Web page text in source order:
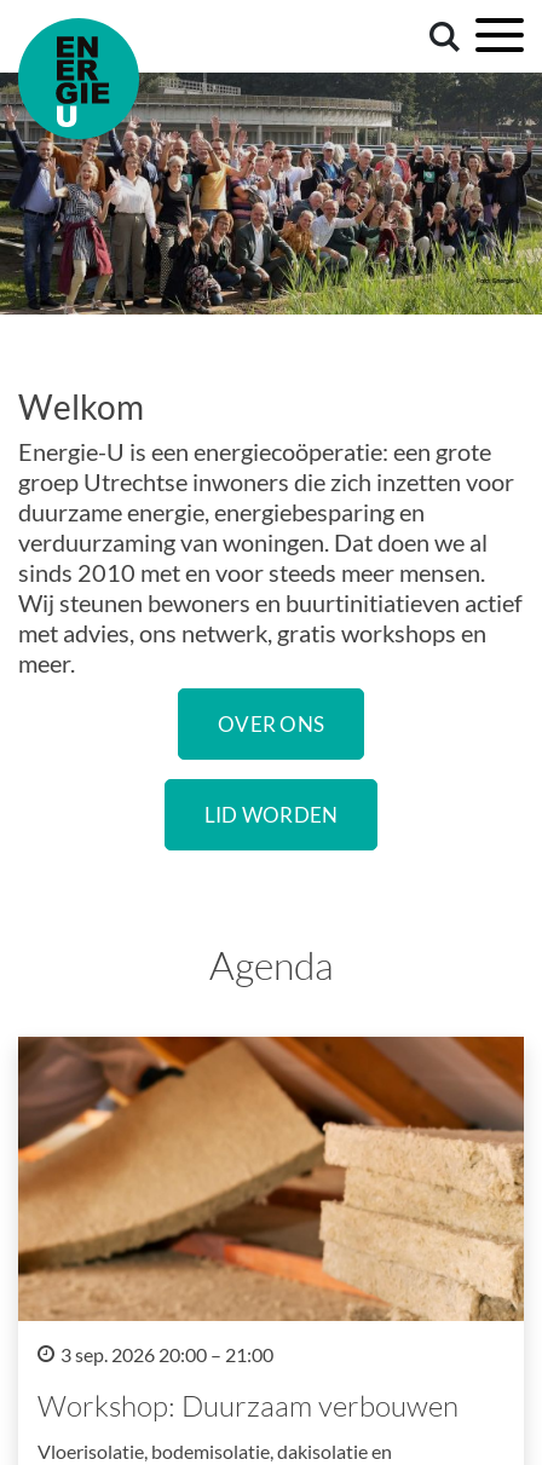
Welkom
Energie-U is een energiecoöperatie: een grote
groep Utrechtse inwoners die zich inzetten voor
duurzame energie, energiebesparing en
verduurzaming van woningen. Dat doen we al
sinds 2010 met en voor steeds meer mensen.
Wij steunen bewoners en buurtinitiatieven actief
met advies, ons netwerk, gratis workshops en
meer.
OVER ONS
LID WORDEN
Agenda
3 sep. 2026 20:00 – 21:00
Workshop: Duurzaam verbouwen
Vloerisolatie, bodemisolatie, dakisolatie en